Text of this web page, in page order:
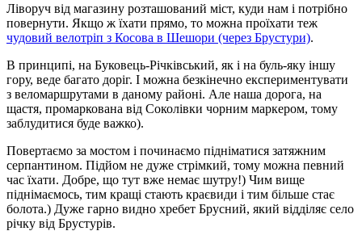
Ліворуч від магазину розташований міст, куди нам і потрібно
повернути. Якщо ж їхати прямо, то можна проїхати теж
чудовий велотріп з Косова в Шешори (через Брустури).
В принципі, на Буковець-Річківський, як і на буль-яку іншу
гору, веде багато доріг. І можна безкінечно експериментувати
з веломаршрутами в даному районі. Але наша дорога, на
щастя, промаркована від Соколівки чорним маркером, тому
заблудитися буде важко).
Повертаємо за мостом і починаємо підніматися затяжним
серпантином. Підйом не дуже стрімкий, тому можна певний
час їхати. Добре, що тут вже немає шутру!) Чим вище
піднімаємось, тим кращі стають краєвиди і тим більше стає
болота.) Дуже гарно видно хребет Брусний, який відділяє село
річку від Брустурів.